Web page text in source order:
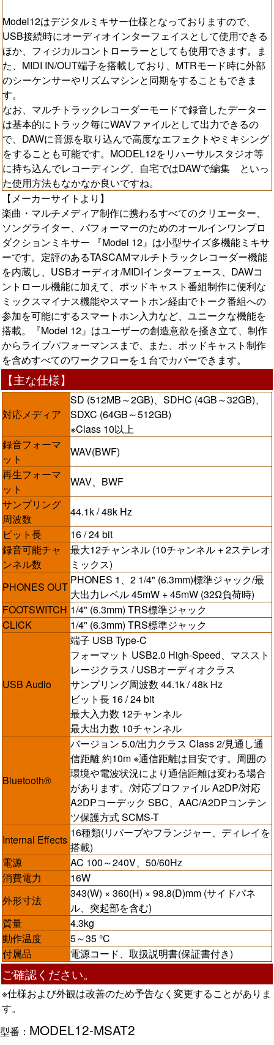
Model12はデジタルミキサー仕様となっておりますので、
USB接続時にオーディオインターフェイスとして使用できる
ほか、フィジカルコントローラーとしても使用できます。ま
た、MIDI IN/OUT端子を搭載しており、MTRモード時に外部
のシーケンサーやリズムマシンと同期をすることもできま
す。
なお、マルチトラックレコーダーモードで録音したデーター
は基本的にトラック毎にWAVファイルとして出力できるの
で、DAWに音源を取り込んで高度なエフェクトやミキシング
をすることも可能です。MODEL12をリハーサルスタジオ等
に持ち込んでレコーディング、自宅ではDAWで編集 といっ
た使用方法もなかなか良いですね。
【メーカーサイトより】
楽曲・マルチメディア制作に携わるすべてのクリエーター、
ソングライター、パフォーマーのためのオールインワンプロ
ダクションミキサー 『Model 12』は小型サイズ多機能ミキサ
ーです。定評のあるTASCAMマルチトラックレコーダー機能
を内蔵し、USBオーディオ/MIDIインターフェース、DAWコ
ントロール機能に加えて、ポッドキャスト番組制作に便利な
ミックスマイナス機能やスマートホン経由でトーク番組への
参加を可能にするスマートホン入力など、ユニークな機能を
搭載。『Model 12』はユーザーの創造意欲を掻き立て、制作
からライブパフォーマンスまで、また、ポッドキャスト制作
を含めすべてのワークフローを１台でカバーできます。
【主な仕様】
対応メディア
SD (512MB～2GB)、SDHC (4GB～32GB)、
SDXC (64GB～512GB)
※Class 10以上
録音フォーマ
ット
WAV(BWF)
再生フォーマ
ット
WAV、BWF
サンプリング
周波数
44.1k / 48k Hz
ビット長
16 / 24 bit
録音可能チャ
ンネル数
最大12チャンネル (10チャンネル + 2ステレオ
ミックス)
PHONES OUT
PHONES 1、2 1/4" (6.3mm)標準ジャック/最
大出力レベル 45mW + 45mW (32Ω負荷時)
FOOTSWITCH 1/4" (6.3mm) TRS標準ジャック
CLICK
1/4" (6.3mm) TRS標準ジャック
USB Audio
端子 USB Type-C
フォーマット USB2.0 High-Speed、マススト
レージクラス / USBオーディオクラス
サンプリング周波数 44.1k / 48k Hz
ビット長 16 / 24 bit
最大入力数 12チャンネル
最大出力数 10チャンネル
Bluetooth®
バージョン 5.0/出力クラス Class 2/見通し通
信距離 約10m ※通信距離は目安です。周囲の
環境や電波状況により通信距離は変わる場合
があります。/対応プロファイル A2DP/対応
A2DPコーデック SBC、AAC/A2DPコンテン
ツ保護方式 SCMS-T
Internal Effects
16種類(リバーブやフランジャー、ディレイを
搭載)
電源
AC 100～240V、50/60Hz
消費電力
16W
外形寸法
343(W) × 360(H) × 98.8(D)mm (サイドパネ
ル、突起部を含む)
質量
4.3kg
動作温度
5～35 °C
付属品
電源コード、取扱説明書(保証書付き)
ご確認ください。
※仕様および外観は改善のため予告なく変更することがありま
す。
型番： MODEL12-MSAT2